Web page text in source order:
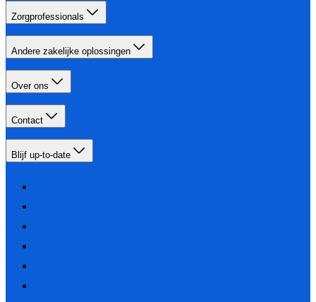
Zorgprofessionals
Andere zakelijke oplossingen
Over ons
Contact
Blijf up-to-date